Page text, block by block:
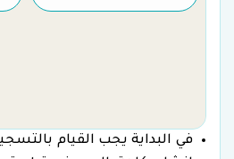
في البداية يجب القيام